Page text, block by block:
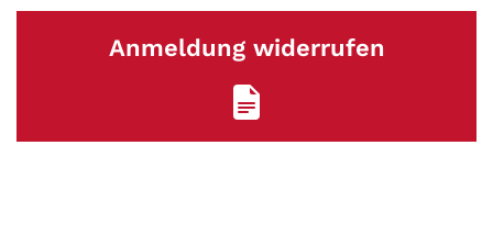
Anmeldung widerrufen